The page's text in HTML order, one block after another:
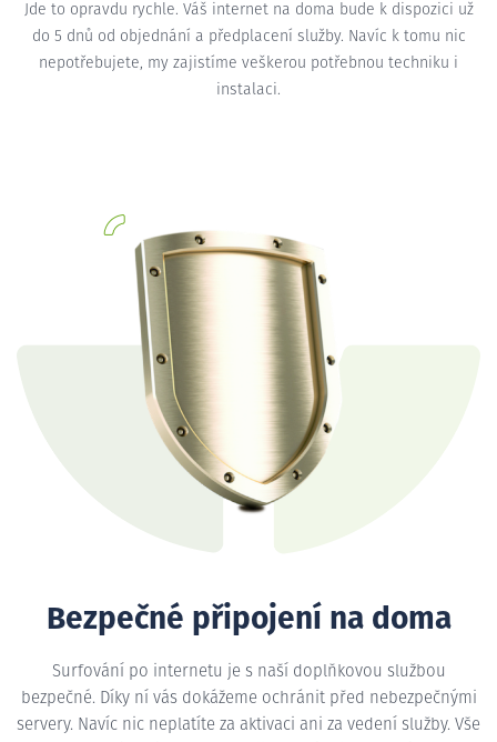
Jde to opravdu rychle. Váš internet na doma bude k dispozici už
do 5 dnů od objednání a předplacení služby. Navíc k tomu nic
nepotřebujete, my zajistíme veškerou potřebnou techniku i
instalaci.
Bezpečné připojení na doma
Surfování po internetu je s naší doplňkovou službou
bezpečné. Díky ní vás dokážeme ochránit před nebezpečnými
servery. Navíc nic neplatíte za aktivaci ani za vedení služby. Vše